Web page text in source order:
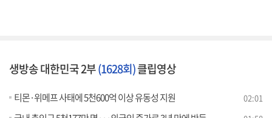
생방송 대한민국 2부(1628회)클립영상
티몬·위메프 사태에 5천600억 이상 유동성 지원 02:01